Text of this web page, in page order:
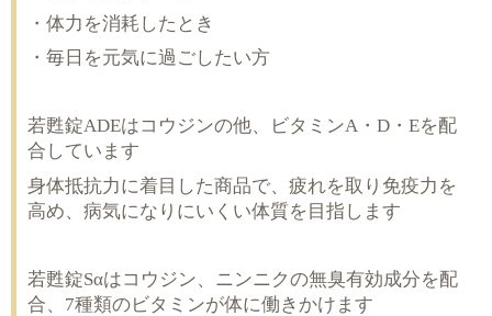
・体力を消耗したとき
・毎日を元気に過ごしたい方
若甦錠ADEはコウジンの他、ビタミンA・D・Eを配
合しています
身体抵抗力に着目した商品で、疲れを取り免疫力を
高め、病気になりにいくい体質を目指します
若甦錠Sαはコウジン、ニンニクの無臭有効成分を配
合、7種類のビタミンが体に働きかけます